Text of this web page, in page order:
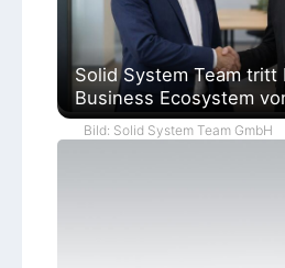
Solid System Team tritt
Business Ecosystem
Bild: Solid System Team GmbH